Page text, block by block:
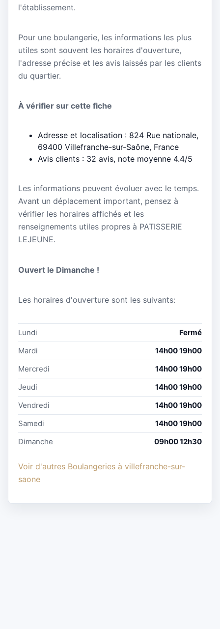
l'établissement.
Pour une boulangerie, les informations les plus
utiles sont souvent les horaires d'ouverture,
l'adresse précise et les avis laissés par les clients
du quartier.
À vérifier sur cette fiche
Adresse et localisation : 824 Rue nationale,
69400 Villefranche-sur-Saône, France
Avis clients : 32 avis, note moyenne 4.4/5
Les informations peuvent évoluer avec le temps.
Avant un déplacement important, pensez à
vérifier les horaires affichés et les
renseignements utiles propres à PATISSERIE
LEJEUNE.
Ouvert le Dimanche !
Les horaires d'ouverture sont les suivants:
Lundi
Fermé
Mardi
14h00 19h00
Mercredi
14h00 19h00
Jeudi
14h00 19h00
Vendredi
14h00 19h00
Samedi
14h00 19h00
Dimanche
09h00 12h30
Voir d'autres Boulangeries à villefranche-sur-
saone